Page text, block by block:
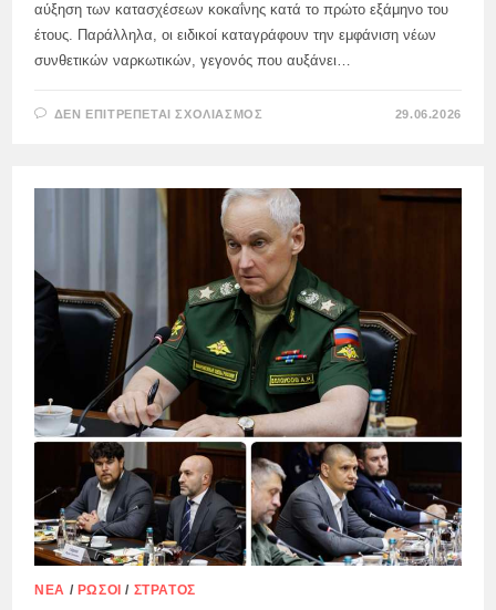
αύξηση των κατασχέσεων κοκαΐνης κατά το πρώτο εξάμηνο του
έτους. Παράλληλα, οι ειδικοί καταγράφουν την εμφάνιση νέων
συνθετικών ναρκωτικών, γεγονός που αυξάνει…
ΔΕΝ ΕΠΙΤΡΈΠΕΤΑΙ ΣΧΟΛΙΑΣΜΌΣ
ΚΎΠΡΟ
ΑΥΞΉΘΗΚΑΝ
ΚΑΤΆ
130%,
ΕΜΦΑΝΊΣΤΗΚΑΝ
ΝΈΑ
ΦΆΡΜΑΚΑ
29.06.2026
ΝΈΑ / ΡΏΣΟΙ / ΣΤΡΑΤΌΣ